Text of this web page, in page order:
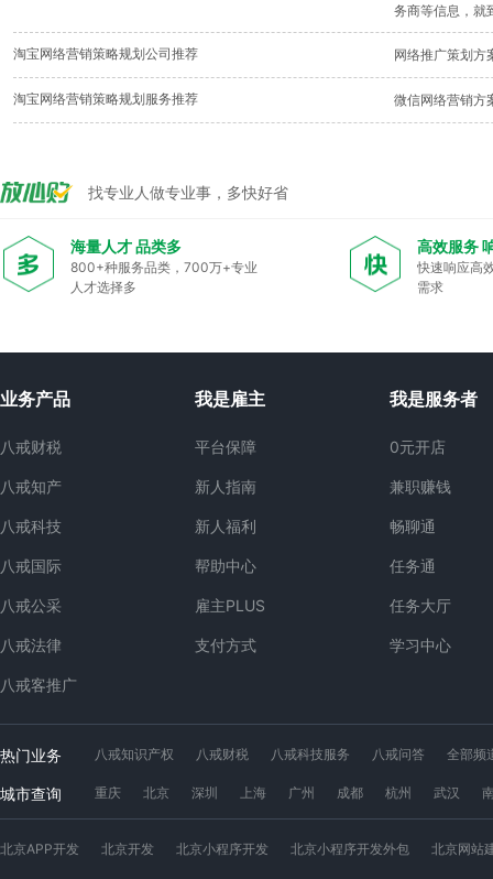
务商等信息，就
淘宝网络营销策略规划公司推荐
网络推广策划方
互动化营销
淘宝网络营销策略规划服务推荐
微信网络营销方
线上整合营销方
找专业人做专业事，多快好省
海量人才 品类多
800+种服务品类，700万+专业
人才选择多
高效服务
快速响应高
需求
业务产品
八戒财税
八戒知产
八戒科技
八戒国际
八戒公采
八戒法律
八戒客推广
我是雇主
平台保障
新人指南
新人福利
帮助中心
雇主PLUS
支付方式
我是服务者
0元开店
兼职赚钱
畅聊通
任务通
任务大厅
学习中心
热门业务 八戒知识产权 八戒财税 八戒科技服务 八戒问答 全部频
工位出租 八戒数字交易市场 app开发 软件开发 小程序
广西猪八戒网 内蒙古猪八戒网 青海猪八戒网 四川猪八戒网
安徽猪八戒网 浙江猪八戒网 江苏猪八戒网 黑龙江猪八戒网
城市查询 重庆 北京 深圳 上海 广州 成都 杭州 武汉
北京APP开发 北京开发 北京小程序开发 北京小程序开发外包 北京网站